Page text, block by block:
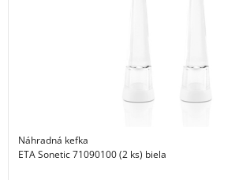
Náhradná kefka
ETA Sonetic 71090100 (2 ks) biela